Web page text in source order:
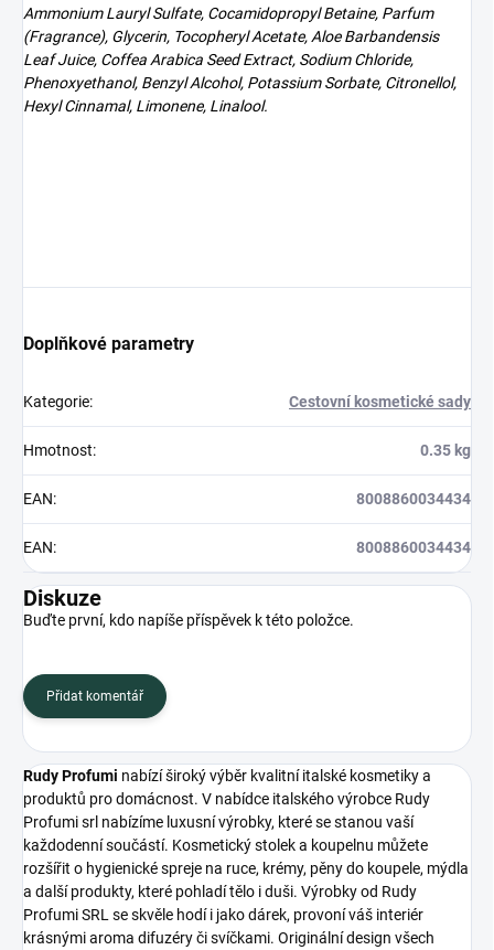
Ammonium Lauryl Sulfate, Cocamidopropyl Betaine, Parfum
(Fragrance), Glycerin, Tocopheryl Acetate, Aloe Barbandensis
Leaf Juice, Coffea Arabica Seed Extract, Sodium Chloride,
Phenoxyethanol, Benzyl Alcohol, Potassium Sorbate, Citronellol,
Hexyl Cinnamal, Limonene, Linalool.
Doplňkové parametry
Kategorie: Cestovní kosmetické sady
Hmotnost: 0.35 kg
EAN: 8008860034434
EAN: 8008860034434
Diskuze
Buďte první, kdo napíše příspěvek k této položce.
Přidat komentář
Rudy Profumi nabízí široký výběr kvalitní italské kosmetiky a
produktů pro domácnost. V nabídce italského výrobce Rudy
Profumi srl nabízíme luxusní výrobky, které se stanou vaší
každodenní součástí. Kosmetický stolek a koupelnu můžete
rozšířit o hygienické spreje na ruce, krémy, pěny do koupele, mýdla
a další produkty, které pohladí tělo i duši. Výrobky od Rudy
Profumi SRL se skvěle hodí i jako dárek, provoní váš interiér
krásnými aroma difuzéry či svíčkami. Originální design všech